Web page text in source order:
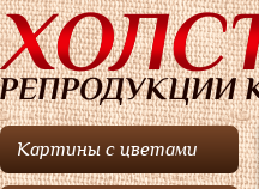
Картины с цветами